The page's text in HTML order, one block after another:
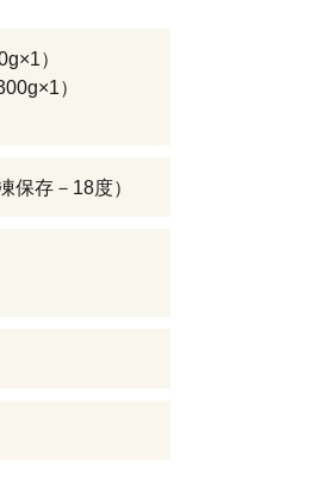
）
）
保存－18度）